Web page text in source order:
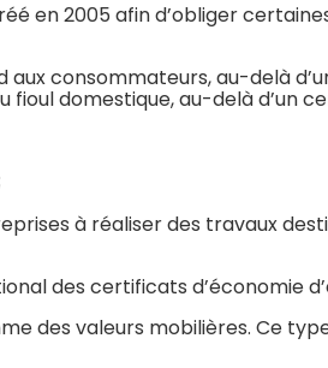
en 2005 afin d’obliger
consommateurs, au-delà
domestique, au-delà d’un
à réaliser des travaux
des certificats d’économie
des valeurs mobilières. Ce